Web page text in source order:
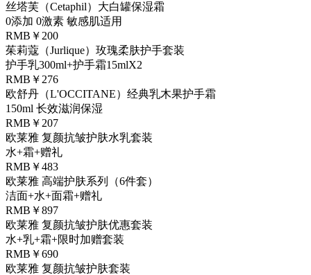
丝塔芙（Cetaphil）大白罐保湿霜
0添加 0激素 敏感肌适用
RMB￥200
茱莉蔻（Jurlique）玫瑰柔肤护手套装
护手乳300ml+护手霜15mlX2
RMB￥276
欧舒丹（L'OCCITANE）经典乳木果护手霜
150ml 长效滋润保湿
RMB￥207
欧莱雅 复颜抗皱护肤水乳套装
水+霜+赠礼
RMB￥483
欧莱雅 高端护肤系列（6件套）
洁面+水+面霜+赠礼
RMB￥897
欧莱雅 复颜抗皱护肤优惠套装
水+乳+霜+限时加赠套装
RMB￥690
欧莱雅 复颜抗皱护肤套装